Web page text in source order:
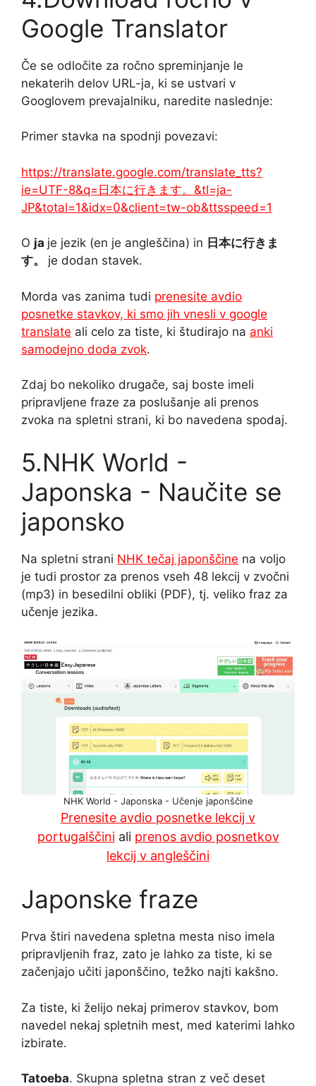
Google Translator
Če se odločite za ročno spreminjanje le
nekaterih delov URL-ja, ki se ustvari v
Googlovem prevajalniku, naredite naslednje:
Primer stavka na spodnji povezavi:
https://translate.google.com/translate_tts?
ie=UTF-8&q=日本に行きます。&tl=ja-
JP&total=1&idx=0&client=tw-ob&ttsspeed=1
O ja je jezik (en je angleščina) in 日本に行きま
す。 je dodan stavek.
Morda vas zanima tudi prenesite avdio
posnetke stavkov, ki smo jih vnesli v google
translate ali celo za tiste, ki študirajo na anki
samodejno doda zvok.
Zdaj bo nekoliko drugače, saj boste imeli
pripravljene fraze za poslušanje ali prenos
zvoka na spletni strani, ki bo navedena spodaj.
5.NHK World -
Japonska - Naučite se
japonsko
Na spletni strani NHK tečaj japonščine na voljo
je tudi prostor za prenos vseh 48 lekcij v zvočni
(mp3) in besedilni obliki (PDF), tj. veliko fraz za
učenje jezika.
NHK World - Japonska - Učenje japonščine
Prenesite avdio posnetke lekcij v
portugalščiniali prenos avdio posnetkov
lekcij v angleščini
Japonske fraze
Prva štiri navedena spletna mesta niso imela
pripravljenih fraz, zato je lahko za tiste, ki se
začenjajo učiti japonščino, težko najti kakšno.
Za tiste, ki želijo nekaj primerov stavkov, bom
navedel nekaj spletnih mest, med katerimi lahko
izbirate.
Tatoeba. Skupna spletna stran z več deset